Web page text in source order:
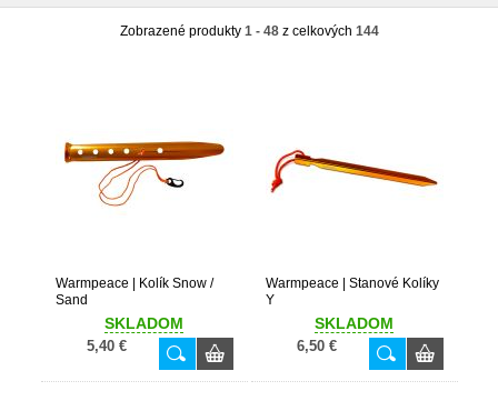
Zobrazené produkty 1 - 48z celkových 144
Warmpeace | Kolík Snow /
Sand
SKLADOM
5,40 €
Warmpeace | Stanové Kolíky
Y
SKLADOM
6,50 €